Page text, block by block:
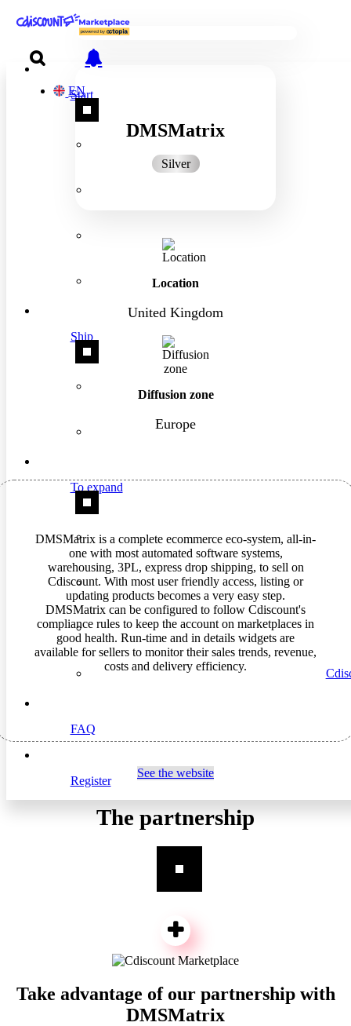
EN
Start
Ship
To expand
FAQ
Register
DMSMatrix
Silver
Location
United Kingdom
Diffusion zone
Europe
DMSMatrix is a complete ecommerce eco-system, all-in-
one with most automated software systems,
warehousing, 3PL, express drop shipping, to sell on
Cdiscount. With most user friendly access, listing or
updating products becomes a very easy step.
DMSMatrix can be configured to follow Cdiscount's
compliance rules to keep the account on marketplaces in
good health. Run-time and in details widgets are
available for sellers to monitor their sales trends, revenue,
costs and delivery efficiency.
See the website
The partnership
Take advantage of our partnership with
DMSMatrix